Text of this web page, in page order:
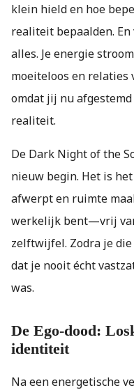
klein hield en hoe
realiteit bepaalden.
alles. Je energie
moeiteloos en relaties
omdat jij nu
realiteit.
De Dark Night of the
nieuw begin. Het is
afwerpt en ruimte
werkelijk bent—vrij
zelftwijfel. Zodra je
dat je nooit écht
was.
De Ego-dood:
identiteit
Na een energetische